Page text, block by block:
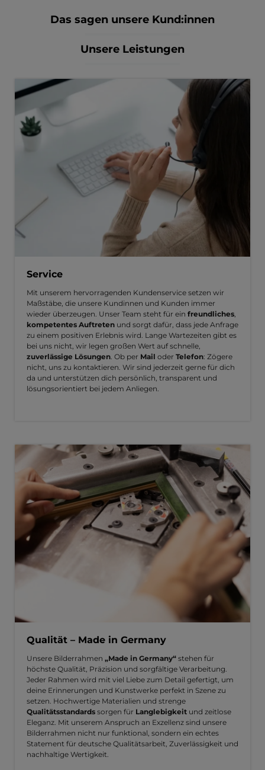
Das sagen unsere Kund:innen
Unsere Leistungen
Service
Mit unserem hervorragenden Kundenservice setzen wir
Maßstäbe, die unsere Kundinnen und Kunden immer
wieder überzeugen. Unser Team steht für ein freundliches
kompetentes Auftreten und sorgt dafür, dass jede Anfrage
zu einem positiven Erlebnis wird. Lange Wartezeiten gibt es
bei uns nicht, wir legen großen Wert auf schnelle,
zuverlässige Lösungen . Ob per Mail oder Telefon: Zögere
nicht, uns zu kontaktieren. Wir sind jederzeit gerne für dich
da und unterstützen dich persönlich, transparent und
lösungsorientiert bei jedem Anliegen.
Qualität – Made in Germany
Unsere Bilderrahmen „Made in Germany“ stehen für
höchste Qualität, Präzision und sorgfältige Verarbeitung.
Jeder Rahmen wird mit viel Liebe zum Detail gefertigt, um
deine Erinnerungen und Kunstwerke perfekt in Szene zu
setzen. Hochwertige Materialien und strenge
Qualitätsstandards sorgen für Langlebigkeit und zeitlose
Eleganz. Mit unserem Anspruch an Exzellenz sind unsere
Bilderrahmen nicht nur funktional, sondern ein echtes
Statement für deutsche Qualitätsarbeit, Zuverlässigkeit und
nachhaltige Wertigkeit.